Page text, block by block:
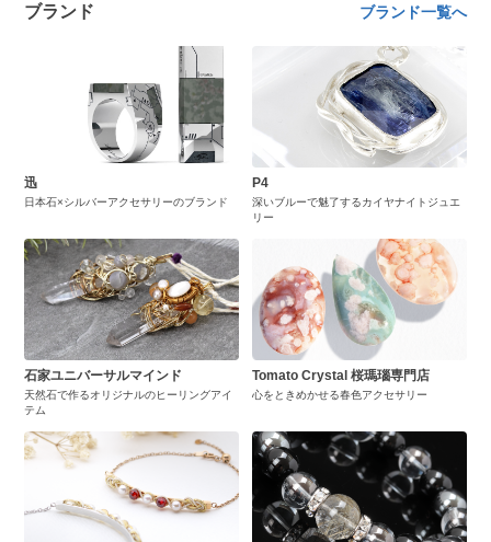
ブランド ブランド一覧へ
迅
日本石×シルバーアクセサリーのブランド
P4
深いブルーで魅了するカイヤナイトジュエ
リー
石家ユニバーサルマインド
天然石で作るオリジナルのヒーリングアイ
テム
Tomato Crystal 桜瑪瑙専門店
心をときめかせる春色アクセサリー